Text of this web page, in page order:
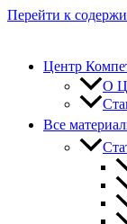
Перейти к
Центр
О
Все